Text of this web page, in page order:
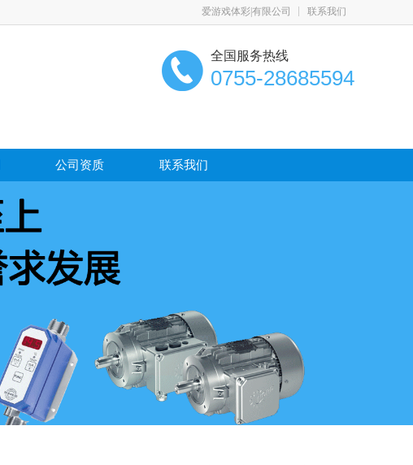
爱游戏体彩|有限公司 联系我们
全国服务热线
0755-28685594
公司资质 联系我们